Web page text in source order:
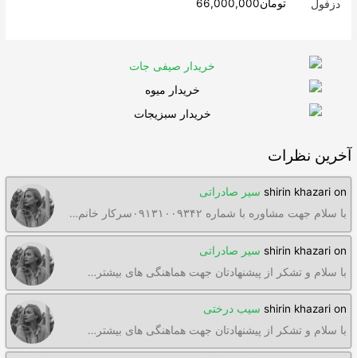
out of 5
تومان66,000,000
آخرین نظرات
shirin khazari on
سیر صادراتی
با سلام جهت مشاوره با شماره ۰۹۱۳۱۰۰۹۳۴۲سرکار خانم…
shirin khazari on
سیر صادراتی
با سلام و تشکر از پیشنهادتان جهت هماهنگی های بیشتر…
shirin khazari on
سیب درختی
با سلام و تشکر از پیشنهادتان جهت هماهنگی های بیشتر…